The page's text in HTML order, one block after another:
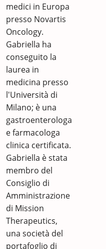
medici in Europa
presso Novartis
Oncology.
Gabriella ha
conseguito la
laurea in
medicina presso
l'Università di
Milano; è una
gastroenterologa
e farmacologa
clinica certificata.
Gabriella è stata
membro del
Consiglio di
Amministrazione
di Mission
Therapeutics,
una società del
portafoglio di